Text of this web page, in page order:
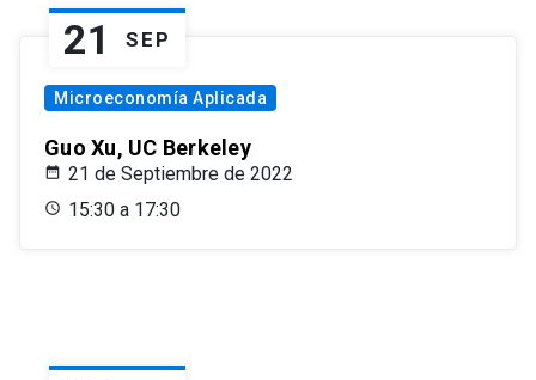
21 SEP
Microeconomía Aplicada
Guo Xu, UC Berkeley
21 de Septiembre de 2022
15:30 a 17:30